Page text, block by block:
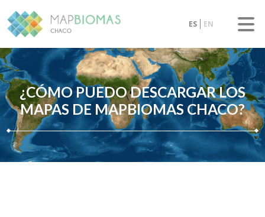
ES EN
¿CÓMO PUEDO DESCARGAR LOS
MAPAS DE MAPBIOMAS CHACO?